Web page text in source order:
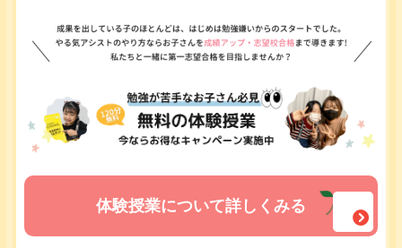
体験授業について詳しくみる